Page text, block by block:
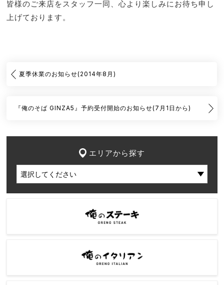
皆様のご来店をスタッフ一同、心より楽しみにお待ち申し
上げております。
夏季休業のお知らせ(2014年8月)
『俺のそば GINZA5』予約受付開始のお知らせ(7月1日から)
エリアから探す